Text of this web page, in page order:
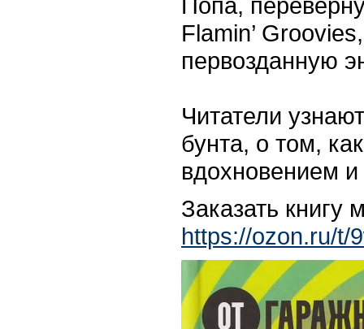
Flamin’
первозданную
Читатели
бунта, о том,
вдохновением
Заказать книгу
https://ozon.ru/t/